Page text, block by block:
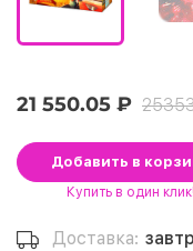
21 550.05 ₽
Добавить в
Купить в один клик!
Доставка: